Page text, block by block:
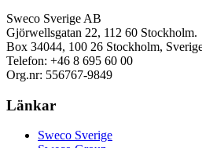
Sweco Sverige AB
Gjörwellsgatan 22, 112 60 Stockholm.
Box 34044, 100 26 Stockholm,
Telefon: +46 8 695 60 00
Org.nr: 556767-9849
Länkar
Sweco Sverige